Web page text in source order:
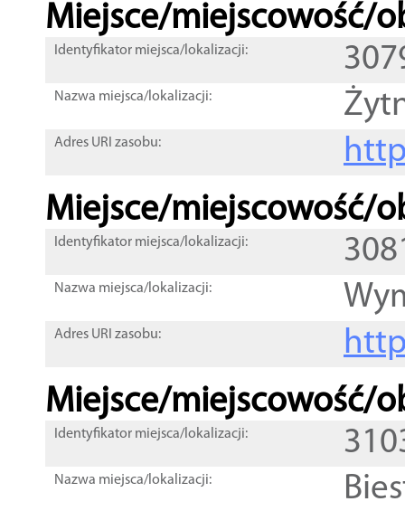
Miejsce/miejscowość/
Identyfikator miejsca/lokalizacji:
Nazwa miejsca/lokalizacji:
Adres URI zasobu:
Miejsce/miejscowość/
Identyfikator miejsca/lokalizacji:
Nazwa miejsca/lokalizacji:
Adres URI zasobu:
Miejsce/miejscowość/
Identyfikator miejsca/lokalizacji:
Nazwa miejsca/lokalizacji: